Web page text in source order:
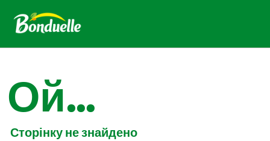
Ой...
Сторінку не знайдено